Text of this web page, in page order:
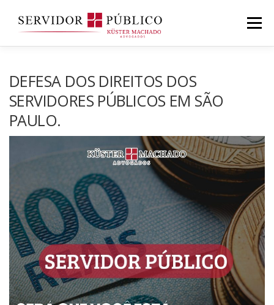
para
Menu
DEFESA DOS DIREITOS DOS
SERVIDORES PÚBLICOS EM SÃO
PAULO.